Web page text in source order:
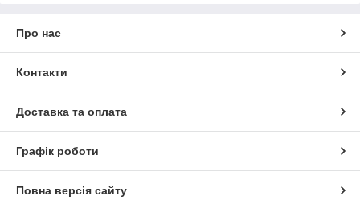
Про нас
Контакти
Доставка та оплата
Графік роботи
Повна версія сайту